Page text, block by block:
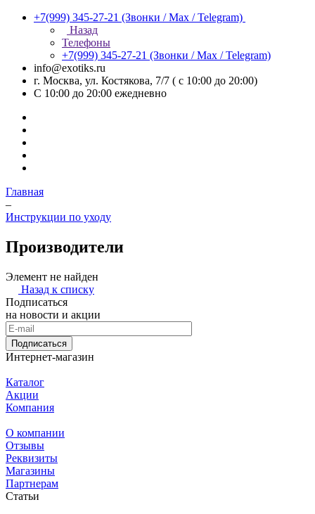
+7(999) 345-27-21 (Звонки / Max / Telegram)
Назад
Телефоны
+7(999) 345-27-21 (Звонки / Max / Telegram)
info@exotiks.ru
г. Москва, ул. Костякова, 7/7 ( с 10:00 до 20:00)
С 10:00 до 20:00 ежедневно
Главная
–
Инструкции по уходу
Производители
Элемент не найден
Назад к списку
Подписаться
на новости и акции
Подписаться
Интернет-магазин
Каталог
Акции
Компания
О компании
Отзывы
Реквизиты
Магазины
Партнерам
Статьи